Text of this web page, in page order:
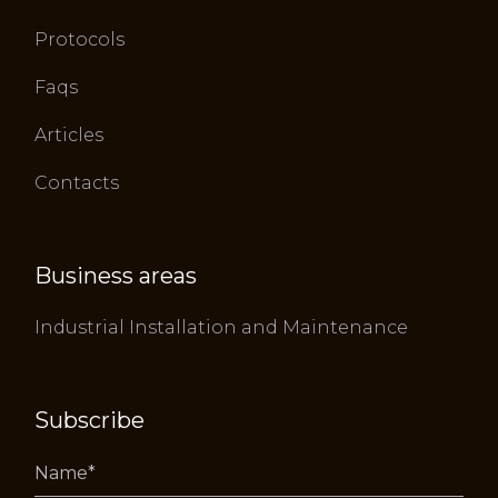
Protocols
Faqs
Articles
Contacts
Business areas
Industrial Installation and Maintenance
Subscribe